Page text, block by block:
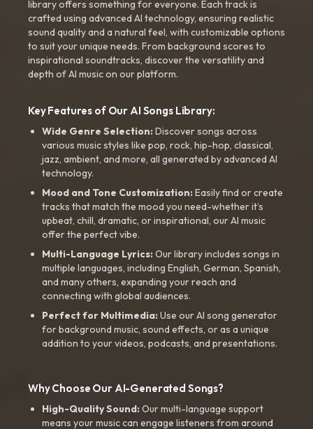
library offers something for everyone. Each track is
crafted using advanced AI technology, ensuring realistic
sound quality and a natural feel, with customizable options
to suit your unique needs. From background scores to
inspirational soundtracks, discover the versatility and
depth of AI music on our platform.
Key Features of Our AI Songs Library:
Wide Genre Selection:Discover songs across
various music styles like pop, rock, hip-hop, classical,
jazz, ambient, and more, all generated by advanced AI
technology.
Mood and Tone Customization:Easily find or create
tracks that match the mood you need-whether it’s
upbeat, chill, dramatic, or inspirational, our AI music
offer the perfect vibe.
Multi-Language Lyrics:Our library includes songs in
multiple languages, including English, German, Spanish,
and many others, expanding your reach and
connecting with global audiences.
Perfect for Multimedia:Use our AI song generator
for background music, sound effects, or as a unique
addition to your videos, podcasts, and presentations.
Why Choose Our AI-Generated Songs?
High-Quality Sound:Our multi-language support
means your music can engage listeners from around